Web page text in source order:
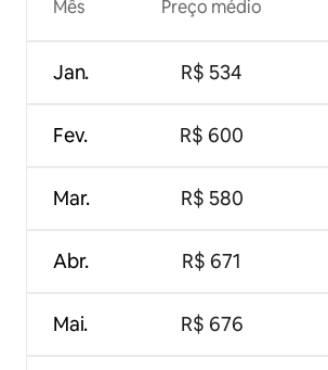
Mês
Jan.
Fev.
Mar.
Abr.
Mai.
Preço médio
R$ 534
R$ 600
R$ 580
R$ 671
R$ 676